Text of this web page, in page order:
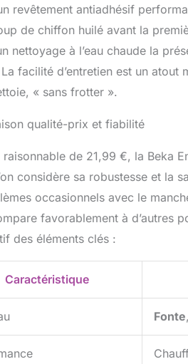
revêtement antiadhésif
de chiffon huilé avant la
nettoyage à l’eau chaude la
facilité d’entretien est un
« sans frotter ».
qualité-prix et fiabilité
de 21,99 €, la Beka
considère sa robustesse et la
occasionnels avec le
favorablement à d’autres
des éléments clés :
Caractéristique
Fonte